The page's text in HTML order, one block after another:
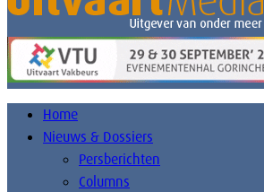
Home
Nieuws & Dossiers
Persberichten
Columns